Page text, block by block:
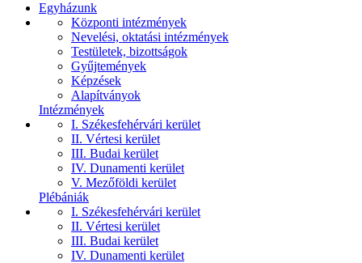
Egyházunk
Központi intézmények
Nevelési, oktatási intézmények
Testületek, bizottságok
Gyűjtemények
Képzések
Alapítványok
Intézmények
I. Székesfehérvári kerület
II. Vértesi kerület
III. Budai kerület
IV. Dunamenti kerület
V. Mezőföldi kerület
Plébániák
I. Székesfehérvári kerület
II. Vértesi kerület
III. Budai kerület
IV. Dunamenti kerület